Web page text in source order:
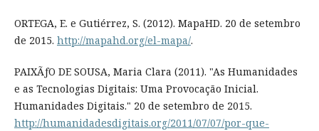
ORTEGA, E. e Gutiérrez, S. (2012). MapaHD. 20 de setembro
de 2015. http://mapahd.org/el-mapa/.
PAIXÃƒO DE SOUSA, Maria Clara (2011). "As Humanidades
e as Tecnologias Digitais: Uma Provocação Inicial.
Humanidades Digitais." 20 de setembro de 2015.
http://humanidadesdigitais.org/2011/07/07/por-que-